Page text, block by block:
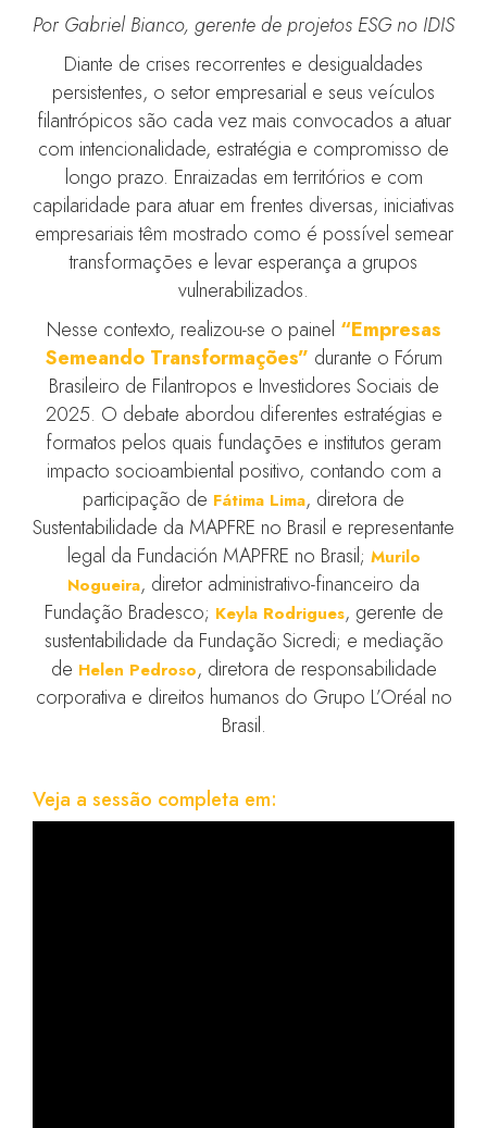
Por Gabriel Bianco, gerente de projetos ESG no IDIS
Diante de crises recorrentes e desigualdades
persistentes, o setor empresarial e seus veículos
filantrópicos são cada vez mais convocados a atuar
com intencionalidade, estratégia e compromisso de
longo prazo. Enraizadas em territórios e com
capilaridade para atuar em frentes diversas, iniciativas
empresariais têm mostrado como é possível semear
transformações e levar esperança a grupos
vulnerabilizados.
Nesse contexto, realizou-se o painel “Empresas
Semeando Transformações” durante o Fórum
Brasileiro de Filantropos e Investidores Sociais de
2025. O debate abordou diferentes estratégias e
formatos pelos quais fundações e institutos geram
impacto socioambiental positivo, contando com a
participação de Fátima Lima, diretora de
Sustentabilidade da MAPFRE no Brasil e representante
legal da Fundación MAPFRE no Brasil; Murilo
Nogueira, diretor administrativo-financeiro da
Fundação Bradesco; Keyla Rodrigues, gerente de
sustentabilidade da Fundação Sicredi; e mediação
de Helen Pedroso, diretora de responsabilidade
corporativa e direitos humanos do Grupo L’Oréal no
Brasil.
Veja a sessão completa em: